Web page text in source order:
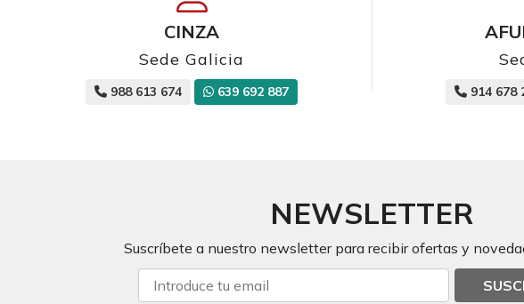
CINZA
Sede Galicia
988 613 674 639 692 887 914 678
NEWSLETTER
Suscríbete a nuestro newsletter para recibir ofertas y